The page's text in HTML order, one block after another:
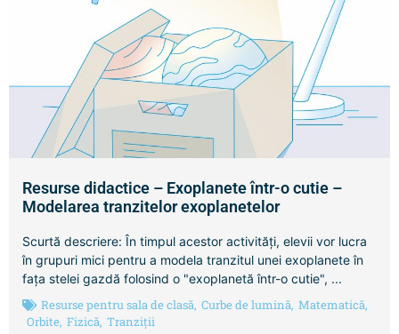
Resurse didactice – Exoplanete într-o cutie –
Modelarea tranzitelor exoplanetelor
Scurtă descriere: În timpul acestor activități, elevii vor lucra
în grupuri mici pentru a modela tranzitul unei exoplanete în
fața stelei gazdă folosind o "exoplanetă într-o cutie", ...
Resurse pentru sala de clasă, Curbe de lumină, Matematică,
Orbite, Fizică, Tranziții